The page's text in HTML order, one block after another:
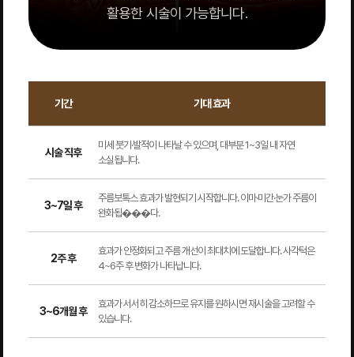
활용한 시술이 가능합니다.
기간 기대 효과
시술 직후
미세 붓기·발적이 나타날 수 있으며, 대부분 1~3일 내 자연
소실됩니다.
3~7일 후
주름보톡스 효과가 발현되기 시작합니다. 이마·미간·눈가 주름이
완화됩���다.
2주 후
효과가 안정화되고 주름 개선이 최대치에 도달합니다. 사각턱은
4~6주 후 변화가 나타납니다.
3~6개월 후
효과가 서서히 감소하므로 유지를 원하시면 재시술을 고려할 수
있습니다.